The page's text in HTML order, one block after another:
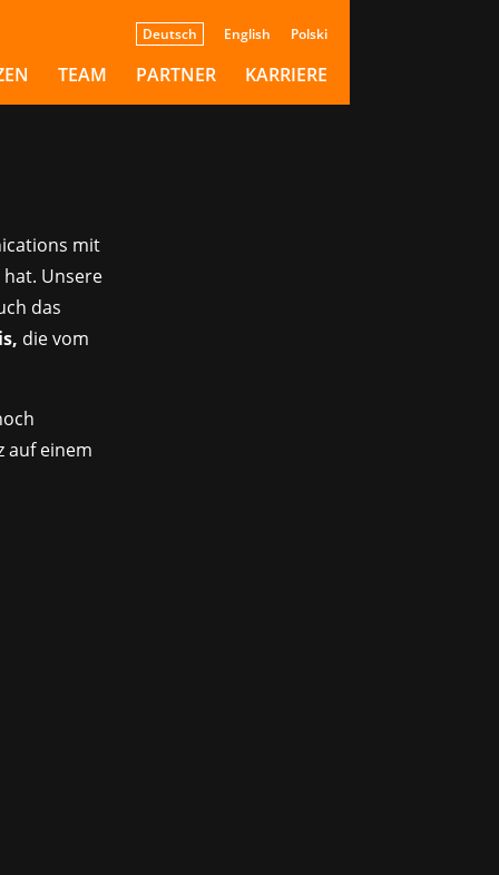
Deutsch English Polski
TEAM PARTNER KARRIERE
mit
Unsere
das
die vom
auf einem